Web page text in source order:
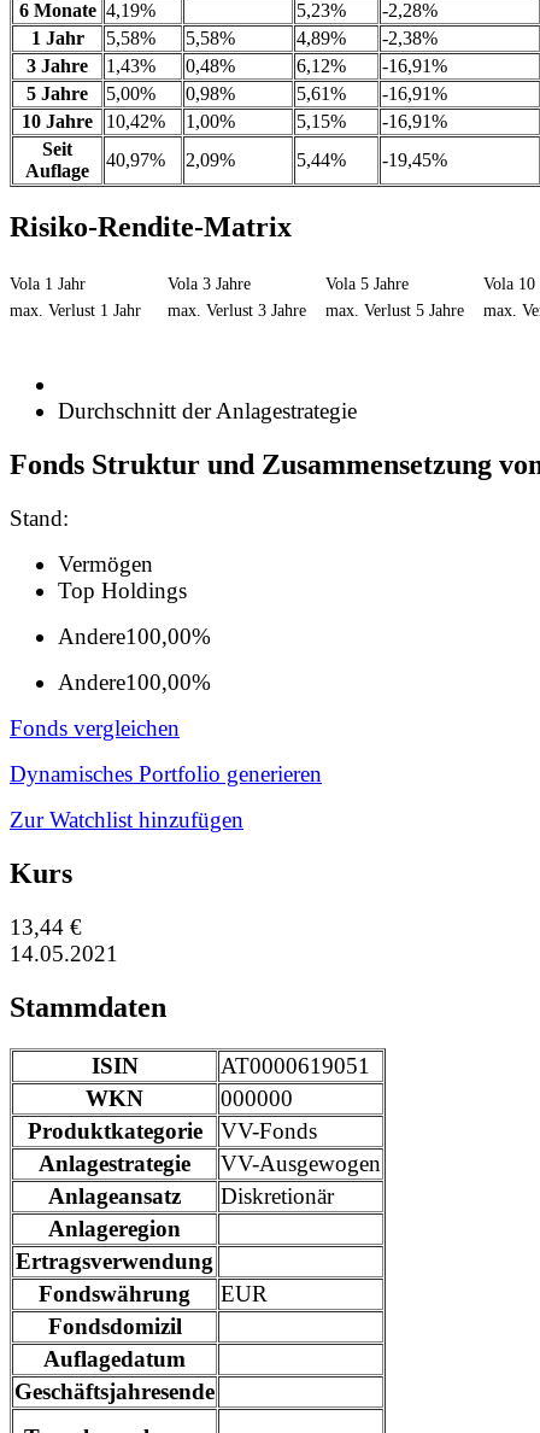
6 Monate 4,19% 5,23%
-2,28%
1 Jahr
5,58% 5,58% 4,89%
-2,38%
3 Jahre
1,43% 0,48% 6,12%
-16,91%
5 Jahre
5,00% 0,98% 5,61%
-16,91%
10 Jahre
10,42% 1,00% 5,15%
-16,91%
Seit
Auflage
40,97% 2,09% 5,44% -19,45%
Risiko-Rendite-Matrix
Vola 1 Jahr Vola 3 Jahre Vola 5 Jahre
Vola 10
max. Verlust 1 Jahr
max. Verlust 3 Jahre max. Verlust 5 Jahre max.
Durchschnitt der Anlagestrategie
Fonds Struktur und Zusammensetzung
Stand:
Vermögen
Top Holdings
Andere100,00%
Andere100,00%
Fonds vergleichen
Dynamisches Portfolio generieren
Zur Watchlist hinzufügen
Kurs
13,44 €
14.05.2021
Stammdaten
ISIN
AT0000619051
WKN
000000
Produktkategorie
VV-Fonds
Anlagestrategie
VV-Ausgewogen
Anlageansatz
Diskretionär
Anlageregion
Ertragsverwendung
Fondswährung
EUR
Fondsdomizil
Auflagedatum
Geschäftsjahresende